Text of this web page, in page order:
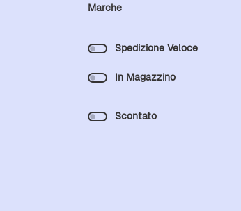
Marche
Spedizione Veloce
In Magazzino
Scontato